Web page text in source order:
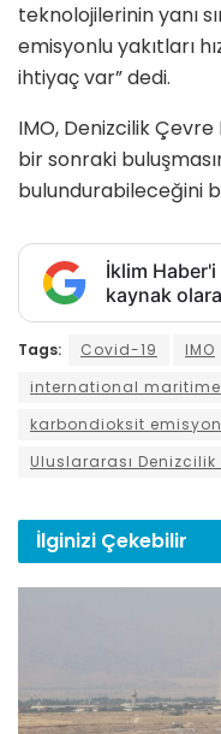
teknolojilerinin yanı
emisyonlu yakıtları
ihtiyaç var” dedi.
IMO, Denizcilik Çevre
bir sonraki
bulundurabileceğini
İklim
kaynak
Tags: Covid-19
IMO
international
karbondioksit
Uluslararası Denizcilik
İlginizi Çekebilir